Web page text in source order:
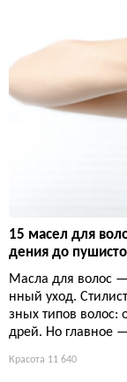
15 масел для
дения до
Масла для волос
нный уход.
зных типов волос:
дрей. Но главное
Красота 11 640